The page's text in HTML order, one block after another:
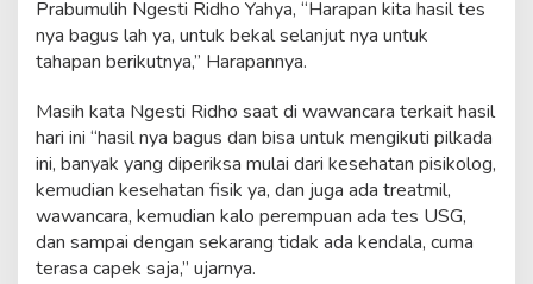
a
n
i
S
M
H
a
l
e
Prabumulih Ngesti Ridho Yahya, “Harapan kita hasil tes
nya bagus lah ya, untuk bekal selanjut nya untuk
tahapan berikutnya,” Harapannya.
Masih kata Ngesti Ridho saat di wawancara terkait hasil
hari ini “hasil nya bagus dan bisa untuk mengikuti pilkada
ini, banyak yang diperiksa mulai dari kesehatan pisikolog,
kemudian kesehatan fisik ya, dan juga ada treatmil,
wawancara, kemudian kalo perempuan ada tes USG,
dan sampai dengan sekarang tidak ada kendala, cuma
terasa capek saja,” ujarnya.